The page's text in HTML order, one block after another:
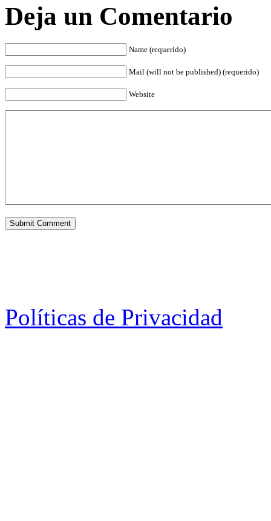
Deja un Comentario
Name (requerido)
Mail (will not be published) (requerido)
Website
Políticas de Privacidad